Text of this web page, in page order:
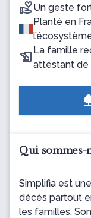
Un geste
Planté en
La famille
attestant de
Qui sommes-
Simplifia est
décès partout
les familles.